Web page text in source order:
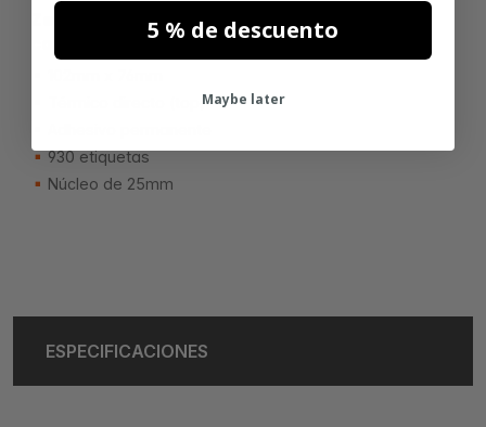
Zebra (800264-305) etiquetas
Térmico directo (top)
930 etiquetas
Núcleo de 25mm
ESPECIFICACIONES
5 % de descuento
Maybe later